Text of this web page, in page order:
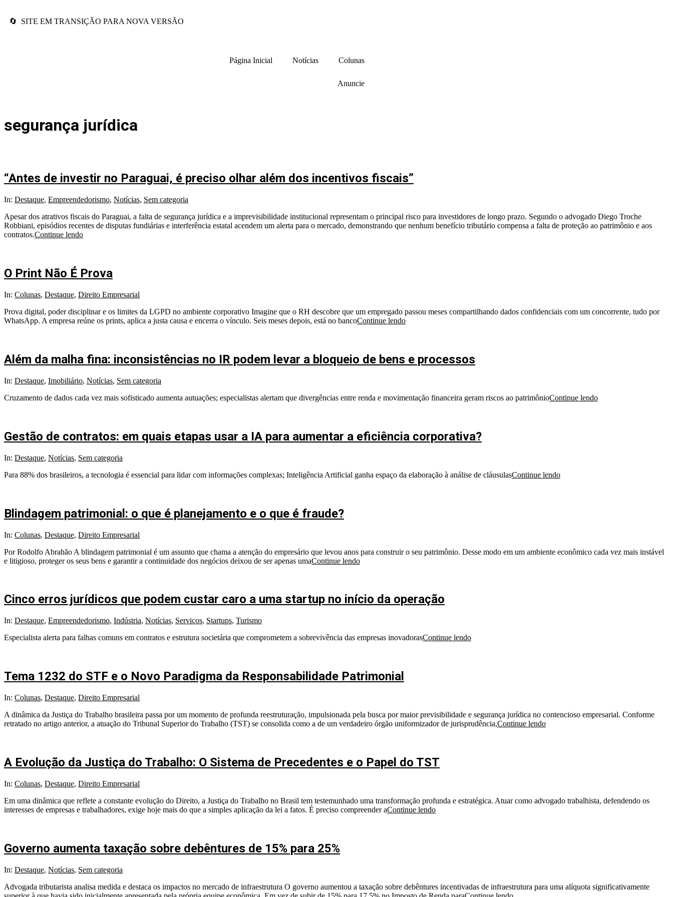
🔄 SITE EM TRANSIÇÃO PARA NOVA VERSÃO
Página Inicial Notícias Colunas
Anuncie
segurança jurídica
“Antes de investir no Paraguai, é preciso olhar além dos incentivos fiscais”
In: Destaque, Empreendedorismo, Notícias, Sem categoria
Apesar dos atrativos fiscais do Paraguai, a falta de segurança jurídica e a imprevisibilidade institucional representam o principal risco para investidores de longo prazo. Segundo o advogado Diego Troche
Robbiani, episódios recentes de disputas fundiárias e interferência estatal acendem um alerta para o mercado, demonstrando que nenhum benefício tributário compensa a falta de proteção ao patrimônio e aos
contratos.Continue lendo
O Print Não É Prova
In: Colunas, Destaque, Direito Empresarial
Prova digital, poder disciplinar e os limites da LGPD no ambiente corporativo Imagine que o RH descobre que um empregado passou meses compartilhando dados confidenciais com um concorrente, tudo por
WhatsApp. A empresa reúne os prints, aplica a justa causa e encerra o vínculo. Seis meses depois, está no bancoContinue lendo
Além da malha fina: inconsistências no IR podem levar a bloqueio de bens e processos
In: Destaque, Imobiliário, Notícias, Sem categoria
Cruzamento de dados cada vez mais sofisticado aumenta autuações; especialistas alertam que divergências entre renda e movimentação financeira geram riscos ao patrimônioContinue lendo
Gestão de contratos: em quais etapas usar a IA para aumentar a eficiência corporativa?
In: Destaque, Notícias, Sem categoria
Para 88% dos brasileiros, a tecnologia é essencial para lidar com informações complexas; Inteligência Artificial ganha espaço da elaboração à análise de cláusulasContinue lendo
Blindagem patrimonial: o que é planejamento e o que é fraude?
In: Colunas, Destaque, Direito Empresarial
Por Rodolfo Abrahão A blindagem patrimonial é um assunto que chama a atenção do empresário que levou anos para construir o seu patrimônio. Desse modo em um ambiente econômico cada vez mais instável
e litigioso, proteger os seus bens e garantir a continuidade dos negócios deixou de ser apenas umaContinue lendo
Cinco erros jurídicos que podem custar caro a uma startup no início da operação
In: Destaque, Empreendedorismo, Indústria, Notícias, Serviços, Startups, Turismo
Especialista alerta para falhas comuns em contratos e estrutura societária que comprometem a sobrevivência das empresas inovadorasContinue lendo
Tema 1232 do STF e o Novo Paradigma da Responsabilidade Patrimonial
In: Colunas, Destaque, Direito Empresarial
A dinâmica da Justiça do Trabalho brasileira passa por um momento de profunda reestruturação, impulsionada pela busca por maior previsibilidade e segurança jurídica no contencioso empresarial. Conforme
retratado no artigo anterior, a atuação do Tribunal Superior do Trabalho (TST) se consolida como a de um verdadeiro órgão uniformizador de jurisprudência,Continue lendo
A Evolução da Justiça do Trabalho: O Sistema de Precedentes e o Papel do TST
In: Colunas, Destaque, Direito Empresarial
Em uma dinâmica que reflete a constante evolução do Direito, a Justiça do Trabalho no Brasil tem testemunhado uma transformação profunda e estratégica. Atuar como advogado trabalhista, defendendo os
interesses de empresas e trabalhadores, exige hoje mais do que a simples aplicação da lei a fatos. É preciso compreender aContinue lendo
Governo aumenta taxação sobre debêntures de 15% para 25%
In: Destaque, Notícias, Sem categoria
Advogada tributarista analisa medida e destaca os impactos no mercado de infraestrutura O governo aumentou a taxação sobre debêntures incentivadas de infraestrutura para uma alíquota significativamente